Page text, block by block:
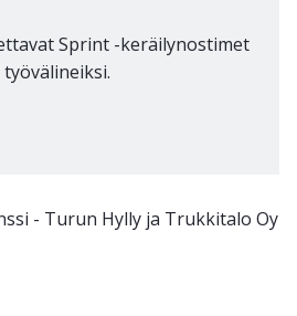
Sprint -keräilynostimet